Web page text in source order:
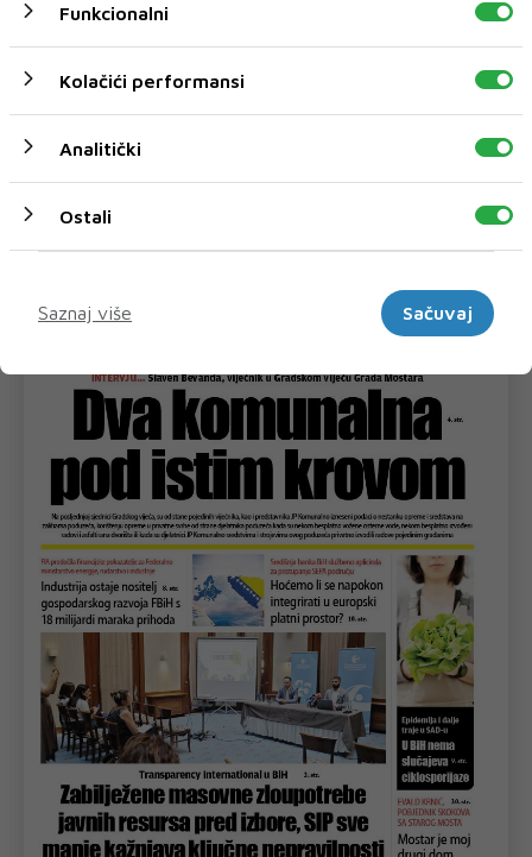
MORA – UVEDENA I NOVA KATEGORIJA „BEST
FILM POSTER AWARD“
mjesto susreta filma, mora,...
Funkcionalni
Kolačići performansi
Analitički
Ostali
Saznaj više
Sačuvaj